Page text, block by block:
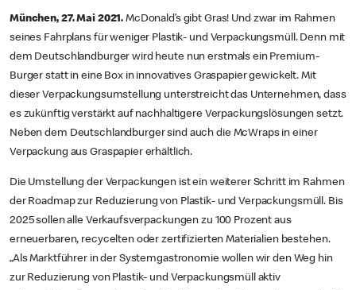
München, 27. Mai 2021. McDonald’s gibt Gras! Und zwar im Rahmen
seines Fahrplans für weniger Plastik- und Verpackungsmüll. Denn mit
dem Deutschlandburger wird heute nun erstmals ein Premium-
Burger statt in eine Box in innovatives Graspapier gewickelt. Mit
dieser Verpackungsumstellung unterstreicht das Unternehmen, dass
es zukünftig verstärkt auf nachhaltigere Verpackungslösungen setzt.
Neben dem Deutschlandburger sind auch die McWraps in einer
Verpackung aus Graspapier erhältlich.
Die Umstellung der Verpackungen ist ein weiterer Schritt im Rahmen
der Roadmap zur Reduzierung von Plastik- und Verpackungsmüll. Bis
2025 sollen alle Verkaufsverpackungen zu 100 Prozent aus
erneuerbaren, recycelten oder zertifizierten Materialien bestehen.
„Als Marktführer in der Systemgastronomie wollen wir den Weg hin
zur Reduzierung von Plastik- und Verpackungsmüll aktiv